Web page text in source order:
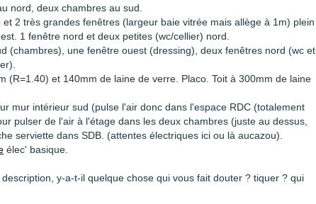
nord, deux chambres au sud.
2 très grandes fenêtres (largeur baie vitrée mais allège à 1m) plein
1 fenêtre nord et deux petites (wc/cellier) nord.
(chambres), une fenêtre ouest (dressing), deux fenêtres nord (wc et
(R=1.40) et 140mm de laine de verre. Placo. Toit à 300mm de laine
mur intérieur sud (pulse l'air donc dans l'espace RDC (totalement
pulser de l'air à l'étage dans les deux chambres (juste au dessus,
serviette dans SDB. (attentes électriques ici ou là aucazou).
élec' basique.
y-a-t-il quelque chose qui vous fait douter ? tiquer ? qui